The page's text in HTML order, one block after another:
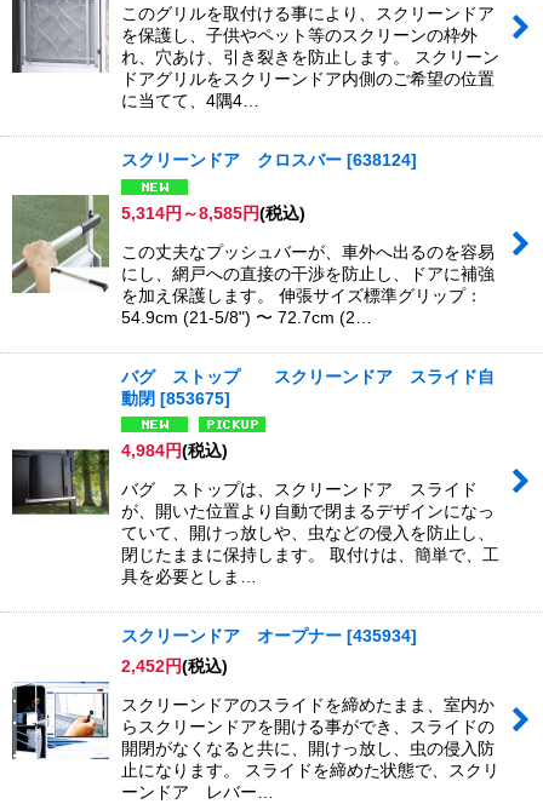
このグリルを取付ける事により、スクリーンドア
を保護し、子供やペット等のスクリーンの枠外
れ、穴あけ、引き裂きを防止します。 スクリーン
ドアグリルをスクリーンドア内側のご希望の位置
に当てて、4隅4…
スクリーンドア クロスバー [638124]
5,314円 ～8,585円(税込)
この丈夫なプッシュバーが、車外へ出るのを容易
にし、網戸への直接の干渉を防止し、ドアに補強
を加え保護します。 伸張サイズ標準グリップ：
54.9cm (21-5/8") 〜 72.7cm (2…
バグ ストップ スクリーンドア スライド自
動閉 [853675]
4,984円(税込)
バグ ストップは、スクリーンドア スライド
が、開いた位置より自動で閉まるデザインになっ
ていて、開けっ放しや、虫などの侵入を防止し、
閉じたままに保持します。 取付けは、簡単で、工
具を必要としま…
スクリーンドア オープナー [435934]
2,452円(税込)
スクリーンドアのスライドを締めたまま、室内か
らスクリーンドアを開ける事ができ、スライドの
開閉がなくなると共に、開けっ放し、虫の侵入防
止になります。 スライドを締めた状態で、スクリ
ーンドア レバー…